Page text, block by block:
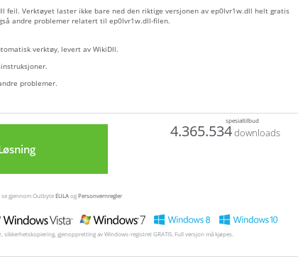
feil. Verktøyet laster ikke bare ned den riktige versjonen av ep0lvr1w.dll helt gratis
andre problemer relatert til ep0lvr1w.dll-filen.
verktøy, levert av WikiDll.
problemer.
spesialtilbud
4.365.534downloads
gjennom OutbyteEULAogPersonvernregler
gjenoppretting av Windows-registret GRATIS. Full versjon må kjøpes.